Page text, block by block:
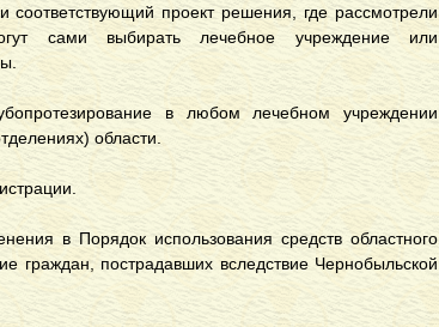
проект решения, где рассмотрели
сами выбирать лечебное учреждение или
в любом лечебном учреждении
области.
в Порядок использования средств областного
граждан, пострадавших вследствие Чернобыльской